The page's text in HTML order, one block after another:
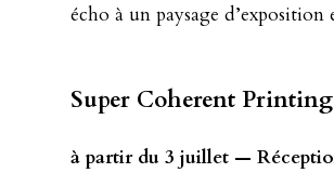
écho à un paysage
Super Coherent
à partir du 3 juillet —